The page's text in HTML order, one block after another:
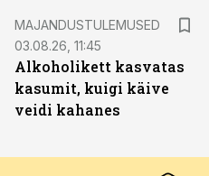
MAJANDUSTULEMUSED
03.08.26, 11:45
Alkoholikett kasvatas
kasumit, kuigi käive
veidi kahanes